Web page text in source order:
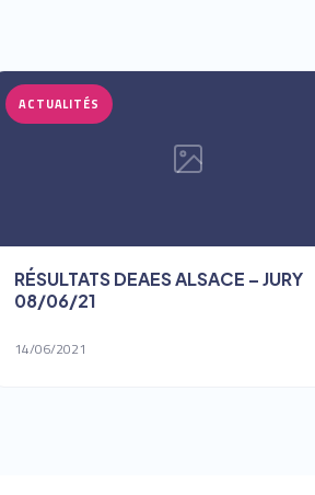
ACTUALITÉS
RÉSULTATS DEAES ALSACE – JURY
08/06/21
14/06/2021